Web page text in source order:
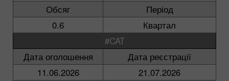
Обсяг
Період
0.6
Квартал
#CAT
Дата оголошення
Дата реєстрації
11.06.2026
21.07.2026